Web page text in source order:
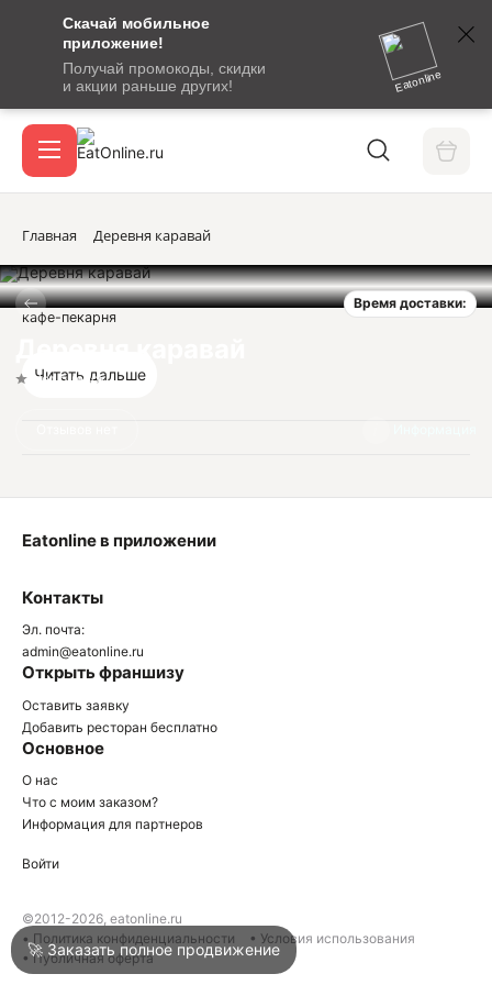
Скачай мобильное
приложение!
Получай промокоды, скидки
и акции раньше других!
Eatonline
сообщение
кодом
подтверждения
Вход / регистрация
Акции
Войти
Написать в техподдержку
Главная Деревня каравай
Время доставки:
Нет оценок
кафе-пекарня
Читать дальше
Контакты
Эл. почта:
admin@eatonline.ru
Открыть франшизу
Оставить заявку
Добавить ресторан бесплатно
Основное
О нас
Что с моим заказом?
Информация для партнеров
Eatonline в приложении
Войти
©2012-2026, eatonline.ru
• Политика конфиденциальности
• Условия использования
• Публичная оферта
🚀 Заказать полное продвижение